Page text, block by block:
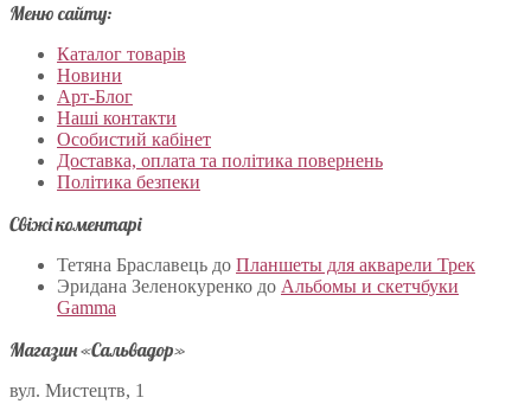
Меню сайту:
Каталог товарів
Новини
Арт-Блог
Наші контакти
Особистий кабінет
Доставка, оплата та політика повернень
Політика безпеки
Свіжі коментарі
Тетяна Браславець до Планшеты для акварели Трек
Эридана Зеленокуренко до Альбомы и скетчбуки
Gamma
Магазин «Сальвадор»
вул. Мистецтв, 1